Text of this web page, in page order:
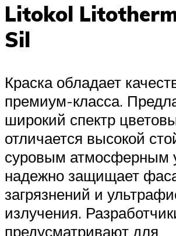
Litokol
Sil
Краска обладает
премиум-класса.
широкий спектр
отличается высокой
суровым атмосферным
надежно защищает
загрязнений и
излучения.
предусматривают для